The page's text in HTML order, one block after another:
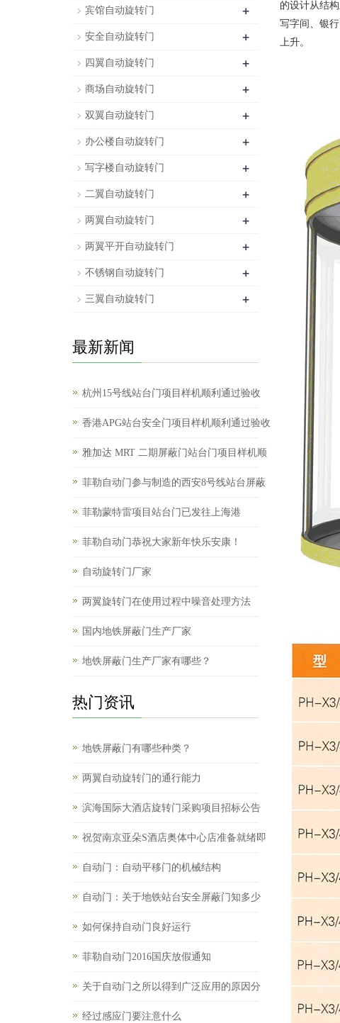
的设计从结
写字间、银
上升。
宾馆自动旋转门 +
安全自动旋转门 +
四翼自动旋转门 +
商场自动旋转门 +
双翼自动旋转门 +
办公楼自动旋转门 +
写字楼自动旋转门 +
二翼自动旋转门 +
两翼自动旋转门 +
两翼平开自动旋转门 +
不锈钢自动旋转门 +
三翼自动旋转门 +
最新新闻
杭州15号线站台门项目样机顺利通过验收
香港APG站台安全门项目样机顺利通过验收
雅加达 MRT 二期屏蔽门站台门项目样机顺
菲勒自动门参与制造的西安8号线站台屏蔽
菲勒蒙特雷项目站台门已发往上海港
菲勒自动门恭祝大家新年快乐安康！
自动旋转门厂家
两翼旋转门在使用过程中噪音处理方法
国内地铁屏蔽门生产厂家
地铁屏蔽门生产厂家有哪些？
热门资讯
地铁屏蔽门有哪些种类？
两翼自动旋转门的通行能力
滨海国际大酒店旋转门采购项目招标公告
祝贺南京亚朵S酒店奥体中心店准备就绪即
自动门：自动平移门的机械结构
自动门：关于地铁站台安全屏蔽门知多少
如何保持自动门良好运行
菲勒自动门2016国庆放假通知
关于自动门之所以得到广泛应用的原因分
经过感应门要注意什么